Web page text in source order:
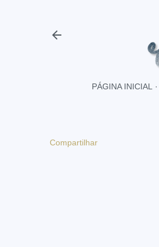
PÁGINA INICIAL
Compartilhar